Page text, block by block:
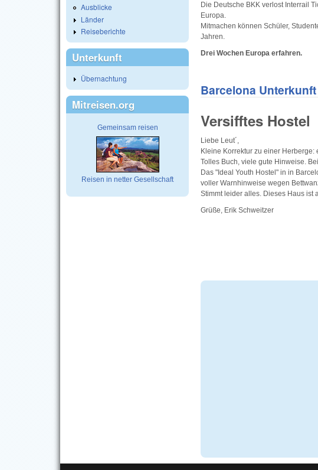
Die Deutsche BKK verlost Interrail
Europa.
Mitmachen können Schüler,
Jahren.
Drei Wochen Europa erfahren.
Barcelona Unterkunft
Versifftes Hostel
Liebe Leut´,
Kleine Korrektur zu einer Herberge:
Tolles Buch, viele gute Hinweise.
Das "Ideal Youth Hostel" in in
voller Warnhinweise wegen
Stimmt leider alles. Dieses Haus ist
Grüße, Erik Schweitzer
Ausblicke
Länder
Reiseberichte
Unterkunft
Übernachtung
Mitreisen.org
Gemeinsam reisen
Reisen in netter Gesellschaft